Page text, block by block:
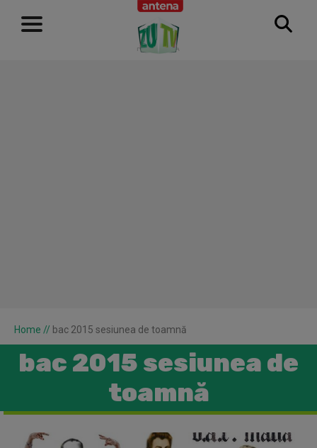
RECLAMĂ
Home // bac 2015 sesiunea de toamnă
bac 2015 sesiunea de
toamnă